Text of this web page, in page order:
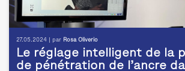
27.05.2024 | par Rosa Oliverio
Le réglage intelligent de la
de pénétration de l’ancre